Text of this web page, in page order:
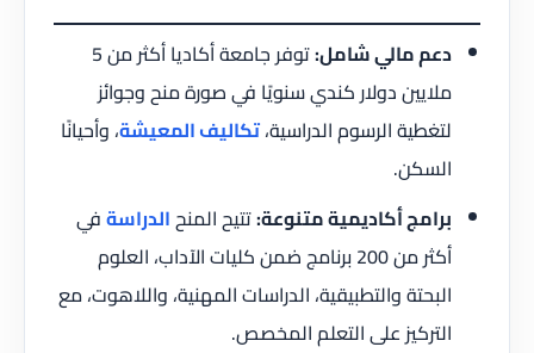
دعم مالي شامل:
توفر جامعة أكاديا أكثر من 5
ملايين دولار كندي سنويًا في صورة منح وجوائز
لتغطية الرسوم الدراسية،تكاليف المعيشة، وأحيانًا
السكن.
برامج أكاديمية متنوعة:تتيح المنحالدراسةفي
أكثر من 200 برنامج ضمن كليات الآداب، العلوم
البحتة والتطبيقية، الدراسات المهنية، واللاهوت، مع
التركيز على التعلم المخصص.